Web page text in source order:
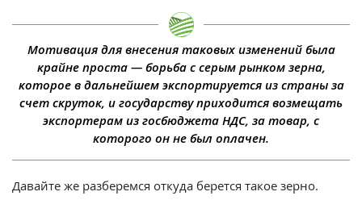
Мотивация для внесения таковых изменений была
крайне проста — борьба с серым рынком зерна,
которое в дальнейшем экспортируется из страны за
счет скруток, и государству приходится возмещать
экспортерам из госбюджета НДС, за товар, с
которого он не был оплачен.
Давайте же разберемся откуда берется такое зерно.